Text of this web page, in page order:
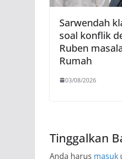
Sarwendah
soal konflik
Ruben
Rumah
03/08/2026
Tinggalkan
Anda harus masuk